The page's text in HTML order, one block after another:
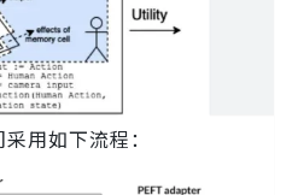
用如下流程：